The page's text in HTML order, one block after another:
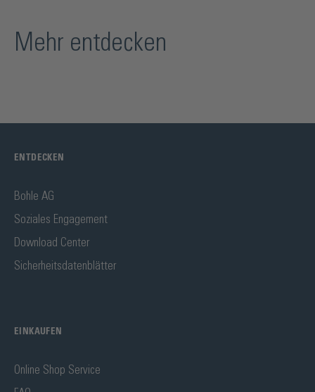
Mehr entdecken
ENTDECKEN
Bohle AG
Soziales Engagement
Download Center
Sicherheitsdatenblätter
EINKAUFEN
Online Shop Service